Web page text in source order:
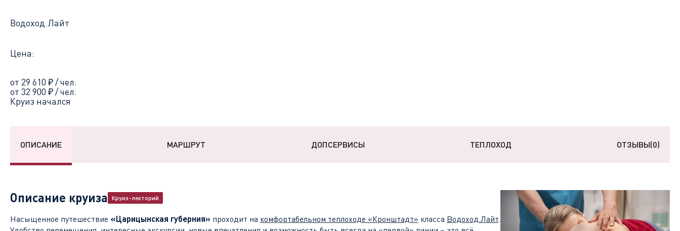
Водоход.Лайт
Цена:
от 29 610 ₽/ чел.
от 32 900 ₽/ чел.
Круиз начался
ОПИСАНИЕ МАРШРУТ ДОПСЕРВИСЫ ТЕПЛОХОД ОТЗЫВЫ(0)
Описание круиза Круиз-лекторий
Насыщенное путешествие «Царицынская губерния» проходит на комфортабельном теплоходе «Кронштадт» класса Водоход.Лайт.